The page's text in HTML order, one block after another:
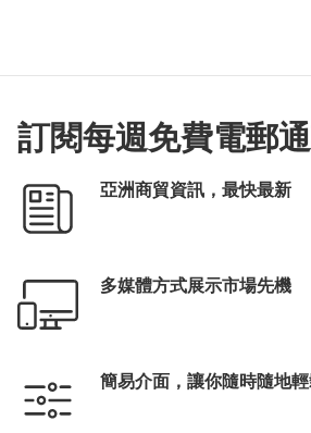
訂閱每週免費電郵
亞洲商貿資訊，最快最新
多媒體方式展示市場先機
簡易介面，讓你隨時隨地